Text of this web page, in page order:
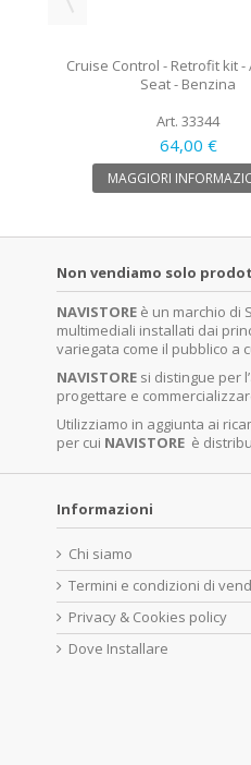
Cruise Control - Retrofit kit -
Seat - Benzina
Art. 33344
64,00 €
MAGGIORI
Non vendiamo solo
NAVISTORE è un marchio di
multimediali installati dai
variegata come il pubblico a
NAVISTORE si distingue per
progettare e
Utilizziamo in aggiunta ai
per cui NAVISTORE è
Informazioni
Chi siamo
Termini e condizioni di
Privacy & Cookies policy
Dove Installare